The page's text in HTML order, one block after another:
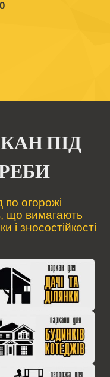
ПІД
по огорожі
що вимагають
і зносостійкості